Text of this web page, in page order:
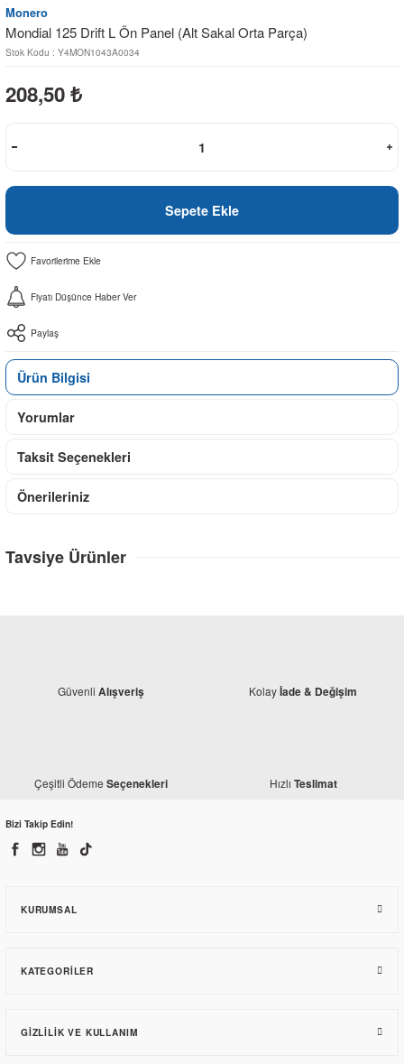
Monero
Mondial 125 Drift L Ön Panel (Alt Sakal Orta Parça)
Stok Kodu : Y4MON1043A0034
208,50 ₺
Sepete Ekle
Fiyatı Düşünce Haber Ver
Paylaş
Ürün Bilgisi
Yorumlar
Taksit Seçenekleri
Önerileriniz
Tavsiye Ürünler
Güvenli Alışveriş Kolayİade & Değişim
Çeşitli Ödeme Seçenekleri Hızlı Teslimat
Bizi Takip Edin!
KURUMSAL
KATEGORILER
GIZLILIK VE KULLANIM